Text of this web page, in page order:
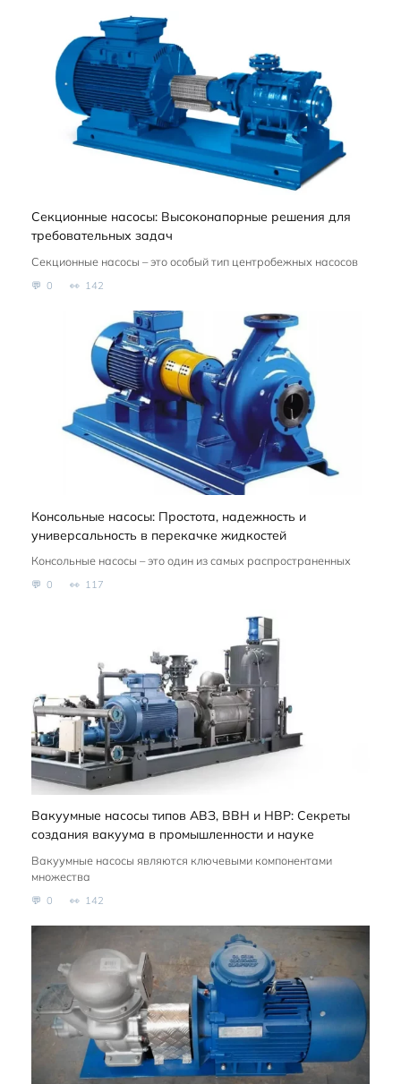
Секционные насосы: Высоконапорные решения для
требовательных задач
Секционные насосы – это особый тип центробежных насосов
0 142
Консольные насосы: Простота, надежность и
универсальность в перекачке жидкостей
Консольные насосы – это один из самых распространенных
0 117
Вакуумные насосы типов АВЗ, ВВН и НВР: Секреты
создания вакуума в промышленности и науке
Вакуумные насосы являются ключевыми компонентами
множества
0 142